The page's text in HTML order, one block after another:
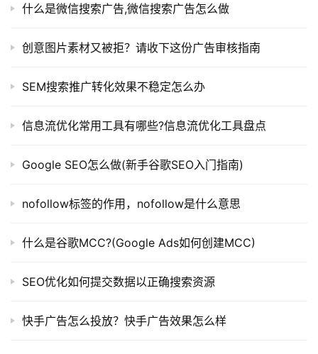
什么是微信搜索广告,微信搜索广告怎么做
创意图片素材又被拒？请收下这份广告审核指南
SEM搜索推广转化效果不稳定怎么办
信息流优化常用工具有哪些?信息流优化工具盘点
Google SEO怎么做(新手谷歌SEO入门指南)
nofollow标签的作用，nofollow是什么意思
什么是谷歌MCC?(Google Ads如何创建MCC)
SEO优化如何提交数据以正确搜索资源
快手广告怎么投放？快手广告效果怎么样